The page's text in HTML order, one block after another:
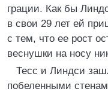
грации. Как бы
в свои 29 лет ей
с тем, что ее рост
веснушки на носу
Тесс и Линдси
побеленными